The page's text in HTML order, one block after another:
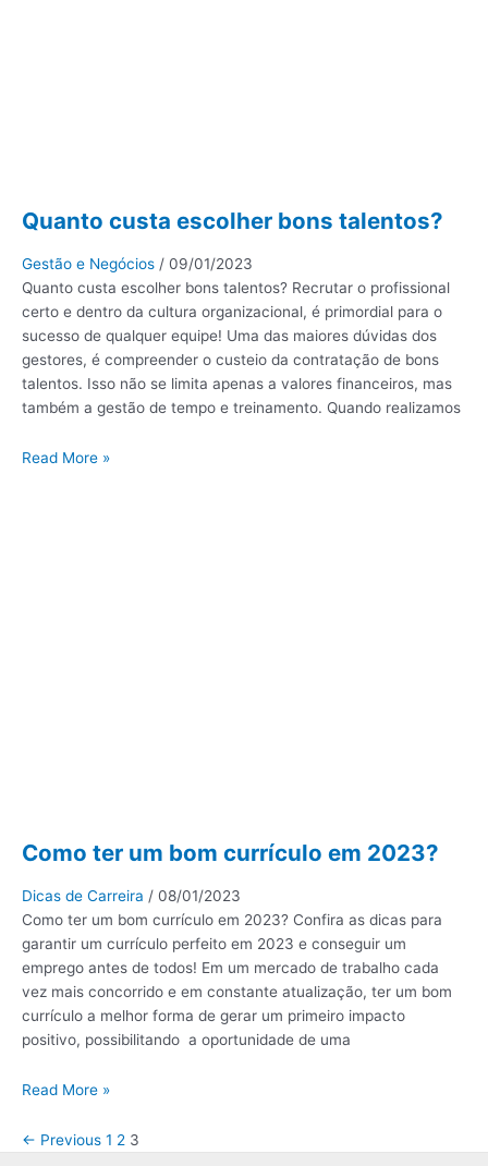
Quanto custa escolher bons talentos?
Gestão e Negócios / 09/01/2023
Quanto custa escolher bons talentos? Recrutar o profissional
certo e dentro da cultura organizacional, é primordial para o
sucesso de qualquer equipe! Uma das maiores dúvidas dos
gestores, é compreender o custeio da contratação de bons
talentos. Isso não se limita apenas a valores financeiros, mas
também a gestão de tempo e treinamento. Quando realizamos
Read More »
Como ter um bom currículo em 2023?
Dicas de Carreira / 08/01/2023
Como ter um bom currículo em 2023? Confira as dicas para
garantir um currículo perfeito em 2023 e conseguir um
emprego antes de todos! Em um mercado de trabalho cada
vez mais concorrido e em constante atualização, ter um bom
currículo a melhor forma de gerar um primeiro impacto
positivo, possibilitando a oportunidade de uma
Read More »
← Previous 1 2 3